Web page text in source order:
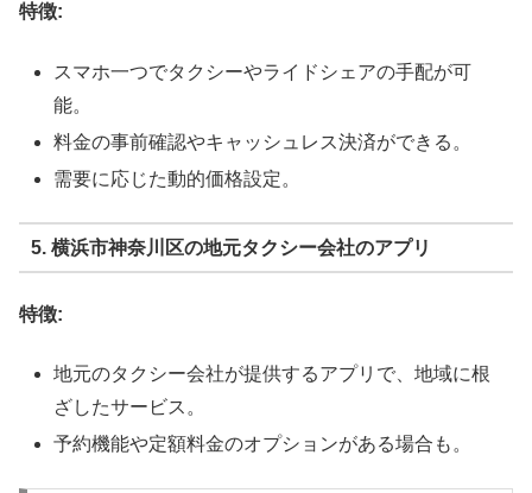
特徴:
スマホ一つでタクシーやライドシェアの手配が可
能。
料金の事前確認やキャッシュレス決済ができる。
需要に応じた動的価格設定。
5. 横浜市神奈川区の地元タクシー会社のアプリ
特徴:
地元のタクシー会社が提供するアプリで、地域に根
ざしたサービス。
予約機能や定額料金のオプションがある場合も。